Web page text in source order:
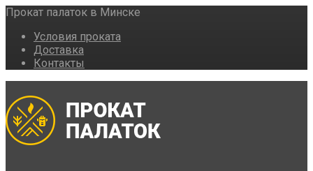
Прокат палаток в Минске
Условия проката
Доставка
Контакты